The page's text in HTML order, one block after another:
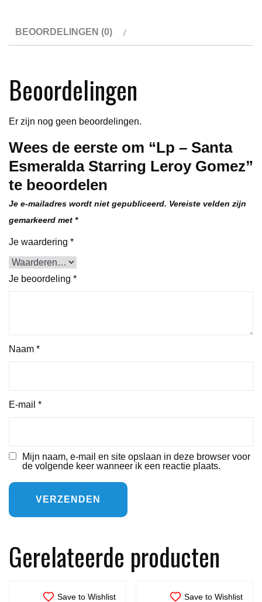
Leroy
Gomez
BEOORDELINGEN (0)
Beoordelingen
Er zijn nog geen beoordelingen.
Wees de eerste om “Lp – Santa
Esmeralda Starring Leroy Gomez”
te beoordelen
Je e-mailadres wordt niet gepubliceerd. Vereiste velden zijn
gemarkeerd met *
Je waardering *
Je beoordeling *
Naam *
E-mail *
Mijn naam, e-mail en site opslaan in deze browser voor
de volgende keer wanneer ik een reactie plaats.
Gerelateerde producten
Save to Wishlist Save to Wishlist